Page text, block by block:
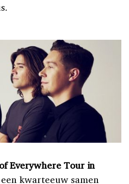
Everywhere Tour in
kwarteeuw samen